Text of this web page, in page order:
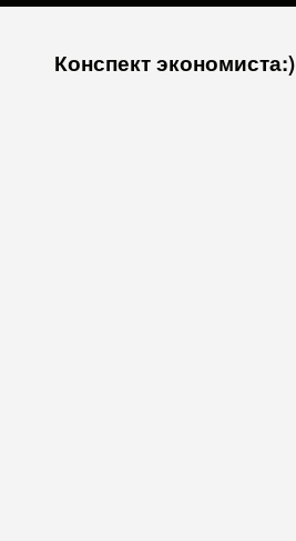
Конспект экономиста:)